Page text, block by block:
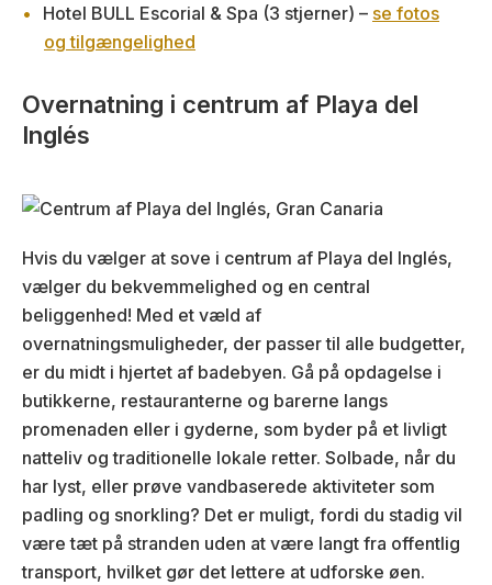
Hotel BULL Escorial & Spa (3 stjerner) – se fotos
og tilgængelighed
Overnatning i centrum af Playa del
Inglés
Hvis du vælger at sove i centrum af Playa del Inglés,
vælger du bekvemmelighed og en central
beliggenhed! Med et væld af
overnatningsmuligheder, der passer til alle budgetter,
er du midt i hjertet af badebyen. Gå på opdagelse i
butikkerne, restauranterne og barerne langs
promenaden eller i gyderne, som byder på et livligt
natteliv og traditionelle lokale retter. Solbade, når du
har lyst, eller prøve vandbaserede aktiviteter som
padling og snorkling? Det er muligt, fordi du stadig vil
være tæt på stranden uden at være langt fra offentlig
transport, hvilket gør det lettere at udforske øen.